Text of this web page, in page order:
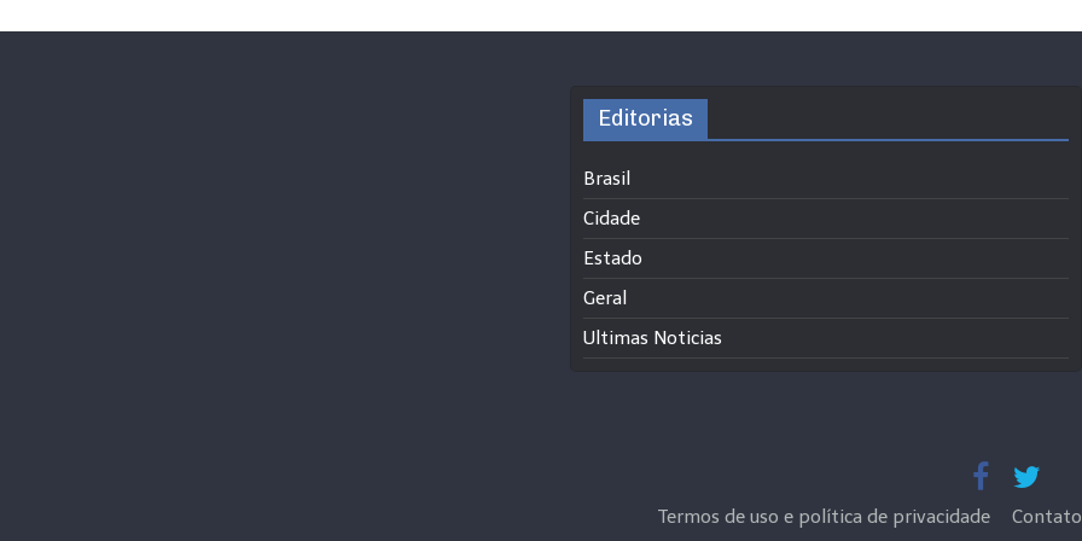
Editorias
Brasil
Cidade
Estado
Geral
Ultimas Noticias
Termos de uso e política de privacidade Contato